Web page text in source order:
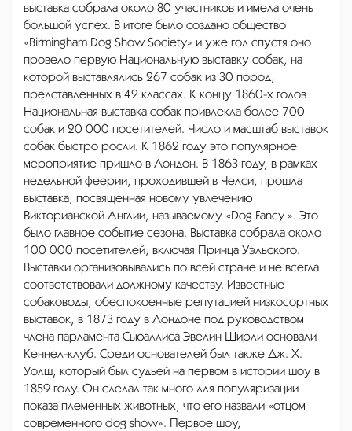
выставка собрала около 80 участников и имела очень
большой успех. В итоге было создано общество
«Birmingham Dog Show Society» и уже год спустя оно
провело первую Национальную выставку собак, на
которой выставлялись 267 собак из 30 пород,
представленных в 42 классах. К концу 1860-х годов
Национальная выставка собак привлекла более 700
собак и 20 000 посетителей. Число и масштаб выставок
собак быстро росли. К 1862 году это популярное
мероприятие пришло в Лондон. В 1863 году, в рамках
недельной феерии, проходившей в Челси, прошла
выставка, посвященная новому увлечению
Викторианской Англии, называемому «Dog Fancy ». Это
было главное событие сезона. Выставка собрала около
100 000 посетителей, включая Принца Уэльского.
Выставки организовывались по всей стране и не всегда
соответствовали должному качеству. Известные
собаководы, обеспокоенные репутацией низкосортных
выставок, в 1873 году в Лондоне под руководством
члена парламента Сьюаллиса Эвелин Ширли основали
Кеннел-клуб. Среди основателей был также Дж. Х.
Уолш, который был судьей на первом в истории шоу в
1859 году. Он сделал так много для популяризации
показа племенных животных, что его назвали «отцом
современного dog show». Первое шоу,